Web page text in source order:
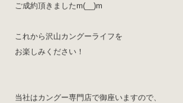
ご成約頂きましたm(__)m
これから沢山カングーライフを
お楽しみください！
当社はカングー専門店で御座いますので、